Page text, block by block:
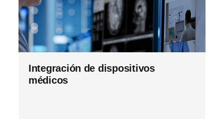
Integración de dispositivos
médicos